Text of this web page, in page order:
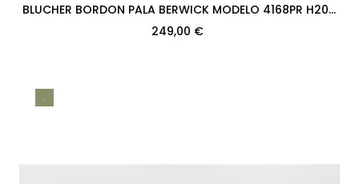
BLUCHER BORDON PALA BERWICK MODELO 4168PR H207
TOLEDO TESTA PISO...
249,00 €
.